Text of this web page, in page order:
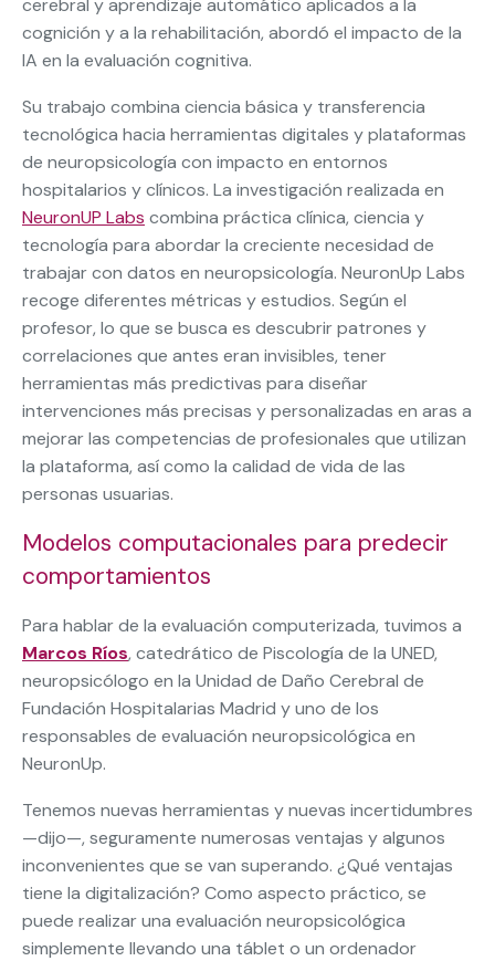
cerebral y aprendizaje automático aplicados a la
cognición y a la rehabilitación, abordó el impacto de la
IA en la evaluación cognitiva.
Su trabajo combina ciencia básica y transferencia
tecnológica hacia herramientas digitales y plataformas
de neuropsicología con impacto en entornos
hospitalarios y clínicos. La investigación realizada en
NeuronUP Labs combina práctica clínica, ciencia y
tecnología para abordar la creciente necesidad de
trabajar con datos en neuropsicología. NeuronUp Labs
recoge diferentes métricas y estudios. Según el
profesor, lo que se busca es descubrir patrones y
correlaciones que antes eran invisibles, tener
herramientas más predictivas para diseñar
intervenciones más precisas y personalizadas en aras a
mejorar las competencias de profesionales que utilizan
la plataforma, así como la calidad de vida de las
personas usuarias.
Modelos computacionales para predecir
comportamientos
Para hablar de la evaluación computerizada, tuvimos a
Marcos Ríos, catedrático de Piscología de la UNED,
neuropsicólogo en la Unidad de Daño Cerebral de
Fundación Hospitalarias Madrid y uno de los
responsables de evaluación neuropsicológica en
NeuronUp.
Tenemos nuevas herramientas y nuevas incertidumbres
—dijo—, seguramente numerosas ventajas y algunos
inconvenientes que se van superando. ¿Qué ventajas
tiene la digitalización? Como aspecto práctico, se
puede realizar una evaluación neuropsicológica
simplemente llevando una táblet o un ordenador